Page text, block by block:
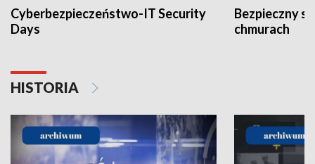
Cyberbezpieczeństwo-IT Security
Days
Bezpieczny
chmurach
HISTORIA